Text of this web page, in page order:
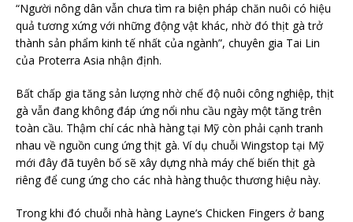
“Người nông dân vẫn chưa tìm ra biện pháp chăn nuôi có hiệu
quả tương xứng với những động vật khác, nhờ đó thịt gà trở
thành sản phẩm kinh tế nhất của ngành”, chuyên gia Tai Lin
của Proterra Asia nhận định.
Bất chấp gia tăng sản lượng nhờ chế độ nuôi công nghiệp, thịt
gà vẫn đang không đáp ứng nổi nhu cầu ngày một tăng trên
toàn cầu. Thậm chí các nhà hàng tại Mỹ còn phải cạnh tranh
nhau về nguồn cung ứng thịt gà. Ví dụ chuỗi Wingstop tại Mỹ
mới đây đã tuyên bố sẽ xây dựng nhà máy chế biến thịt gà
riêng để cung ứng cho các nhà hàng thuộc thương hiệu này.
Trong khi đó chuỗi nhà hàng Layne’s Chicken Fingers ở bang